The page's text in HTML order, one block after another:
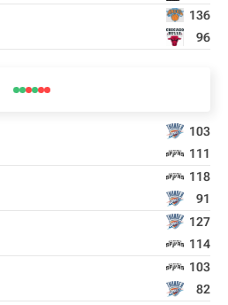
136
96
103
111
118
91
127
114
103
82